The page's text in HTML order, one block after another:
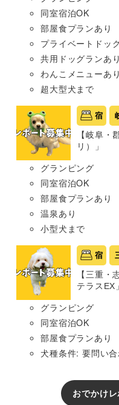
同室宿泊OK
部屋食プランあり
プライベートドッ
共用ドッグランあり
わんこメニューあり
超大型犬まで
宿
【岐阜・
リ）」
グランピング
同室宿泊OK
部屋食プランあり
温泉あり
小型犬まで
宿
【三重・
テラスEX」
グランピング
同室宿泊OK
部屋食プランあり
犬種条件: 要問い
おでかけ